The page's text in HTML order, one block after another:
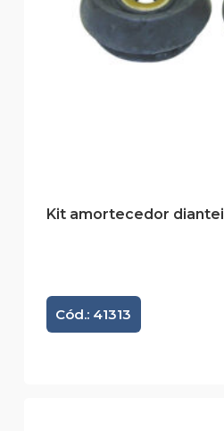
Kit amortecedor
Cód.: 41313